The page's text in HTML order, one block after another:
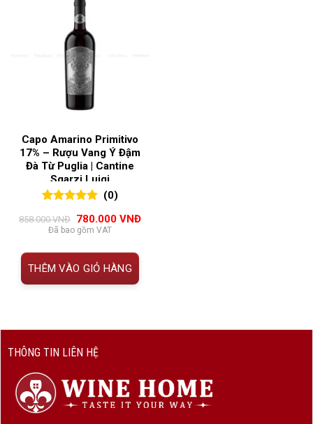
Capo Amarino Primitivo
17% – Rượu Vang Ý Đậm
Đà Từ Puglia | Cantine
Sgarzi Luigi
đánh giá
(0)
858.000VNĐ Giá
gốc
là:
858.000 VNĐ.
780.000 VNĐGiá
Đã bao gồm VAT
THÊM VÀO GIỎ HÀNG
THÔNG TIN LIÊN HỆ